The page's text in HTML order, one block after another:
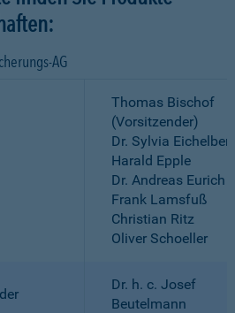
AG
Thomas Bischof
(Vorsitzender)
Dr. Sylvia
Harald Epple
Dr. Andreas Eurich
Frank Lamsfuß
Christian Ritz
Oliver Schoeller
Dr. h. c. Josef
Beutelmann